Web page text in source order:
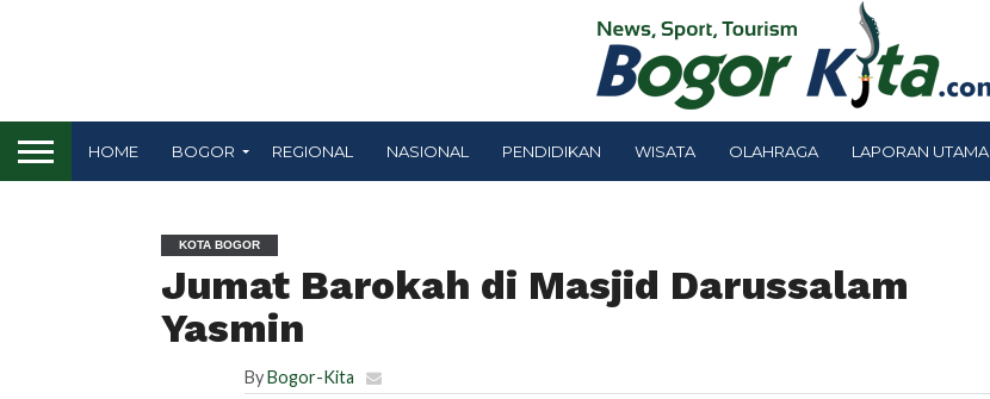
HOME BOGOR REGIONAL NASIONAL PENDIDIKAN WISATA OLAHRAGA LAPORAN UTAMA
KOTA BOGOR
Jumat Barokah di Masjid Darussalam
Yasmin
ByBogor-Kita